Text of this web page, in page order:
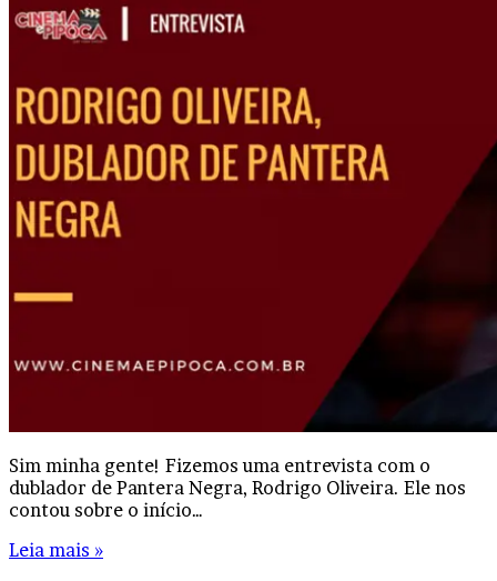
Sim minha gente! Fizemos uma entrevista com o
dublador de Pantera Negra, Rodrigo Oliveira. Ele nos
contou sobre o início…
Leia mais »